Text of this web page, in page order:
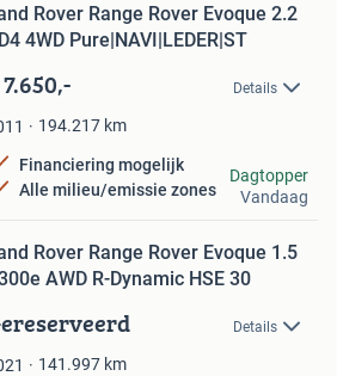
Rover Range Rover Evoque 2.2
4WD Pure|NAVI|LEDER|ST
Details
194.217 km
Financiering mogelijk
Alle milieu/emissie zones
Dagtopper
Vandaag
Rover Range Rover Evoque 1.5
AWD R-Dynamic HSE 30
Details
141.997 km